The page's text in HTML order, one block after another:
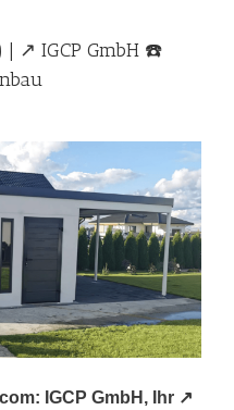
| ↗️ IGCP GmbH ☎️
IGCP GmbH, Ihr ↗️